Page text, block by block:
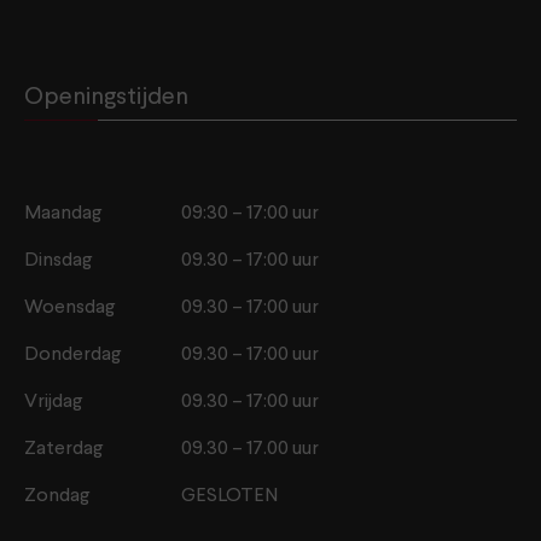
Openingstijden
Maandag 09:30 – 17:00 uur
Dinsdag 09.30 – 17:00 uur
Woensdag 09.30 – 17:00 uur
Donderdag 09.30 – 17:00 uur
Vrijdag 09.30 – 17:00 uur
Zaterdag 09.30 – 17.00 uur
Zondag GESLOTEN